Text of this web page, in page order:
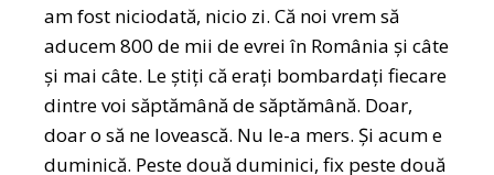
am fost niciodată, nicio zi. Că noi vrem să
aducem 800 de mii de evrei în România și câte
și mai câte. Le știți că erați bombardați fiecare
dintre voi săptămână de săptămână. Doar,
doar o să ne lovească. Nu le-a mers. Și acum e
duminică. Peste două duminici, fix peste două